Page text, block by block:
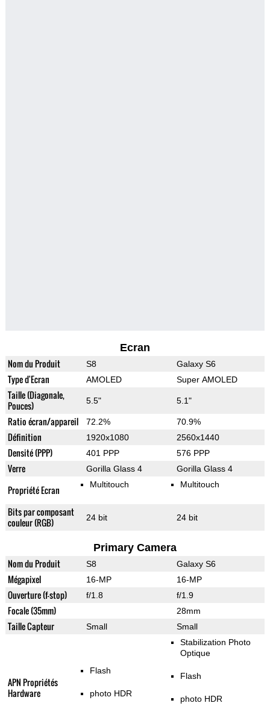
Ecran
Nom du Produit S8 Galaxy S6
Type d'Ecran AMOLED Super AMOLED
Taille (Diagonale,
Pouces)
5.5" 5.1"
Ratio écran/appareil 72.2% 70.9%
Définition 1920x1080 2560x1440
Densité (PPP) 401 PPP 576 PPP
Verre Gorilla Glass 4 Gorilla Glass 4
Propriété Ecran Multitouch Multitouch
Bits par composant
couleur (RGB)
24 bit 24 bit
Primary Camera
Nom du Produit S8 Galaxy S6
Mégapixel 16-MP 16-MP
Ouverture (f-stop) f/1.8 f/1.9
Focale (35mm) 28mm
Taille Capteur Small Small
APN Propriétés
Hardware
Flash
photo HDR
Stabilization Photo
Optique
Flash
photo HDR